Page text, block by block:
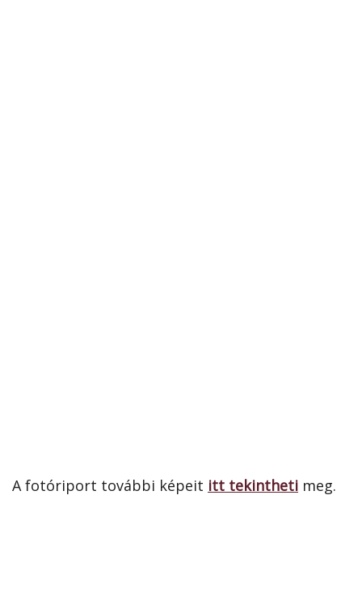
A fotóriport további képeit itt tekintheti meg.